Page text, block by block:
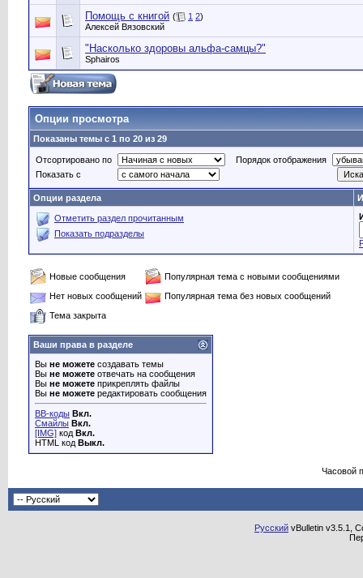
Помощь с книгой ( 1 2)
Алексей Вязовский
"Насколько здоровы альфа-самцы?"
Sphairos
Опции просмотра
Показаны темы с 1 по 20 из 29
Отсортировано по
Порядок отображения
Показать с
Опции раздела
Отметить раздел прочитанным
Показать подразделы
Новые сообщения
Популярная тема с новыми сообщениями
Нет новых сообщений
Популярная тема без новых сообщений
Тема закрыта
Ваши права в разделе
Вы не можете создавать темы
Вы не можете отвечать на сообщения
Вы не можете прикреплять файлы
Вы не можете редактировать сообщения
BB-коды Вкл.
Смайлы Вкл.
[IMG] код Вкл.
HTML код Выкл.
Часовой
Русский vBulletin v3.5.1,